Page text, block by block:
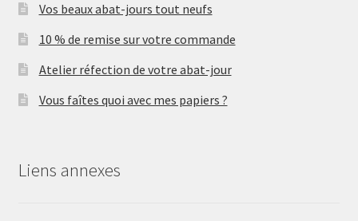
Vos beaux abat-jours tout neufs
10 % de remise sur votre commande
Atelier réfection de votre abat-jour
Vous faîtes quoi avec mes papiers ?
Liens annexes